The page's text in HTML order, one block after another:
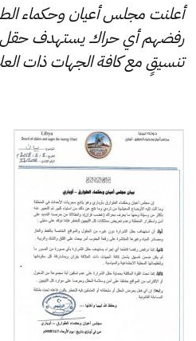
أعلنت مجلس أعيان وحكماء
رفضهم أي حراك يستهدف حقل
تنسيقٍ مع كافة الجهات ذات